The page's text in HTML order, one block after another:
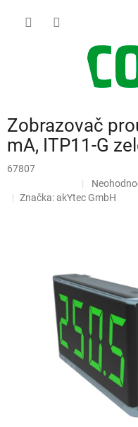
Zobrazovač
mA, ITP11-G
67807
Průměrné
hodnocení
hvězdiček.
Značka:akYtec GmbH